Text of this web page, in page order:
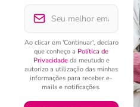
Ao clicar em 'Continuar', declaro
que conheço a Política de
Privacidadeda meutudo e
autorizo a utilização das minhas
informações para receber e-
mails e notificações.